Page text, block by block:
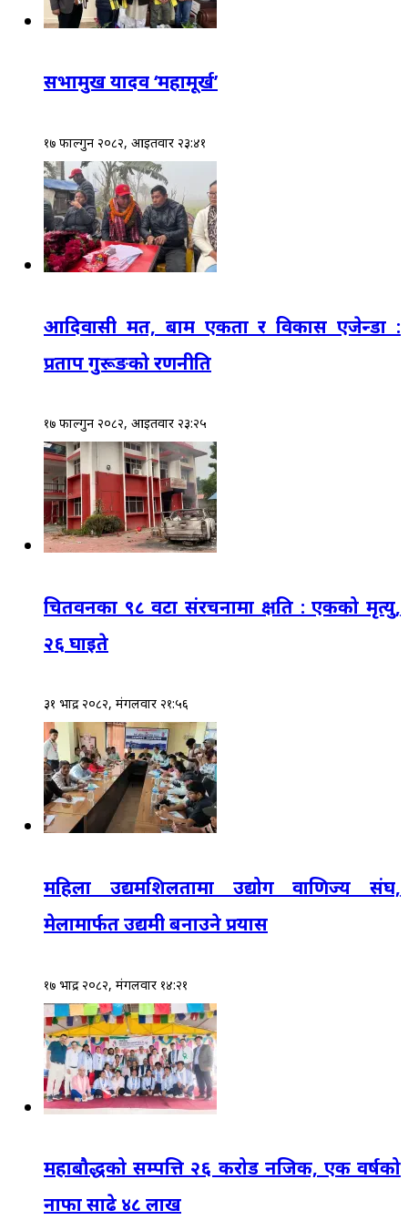
सभामुख यादव ‘महामूर्ख’
१७ फाल्गुन २०८२, आईतवार २३:४१
आदिवासी मत, बाम एकता र विकास एजेन्डा :
प्रताप गुरूङको रणनीति
१७ फाल्गुन २०८२, आईतवार २३:२५
चितवनका ९८ वटा संरचनामा क्षति : एकको मृत्यु,
२६ घाइते
३१ भाद्र २०८२, मंगलवार २१:५६
महिला उद्यमशिलतामा उद्योग वाणिज्य संघ,
मेलामार्फत उद्यमी बनाउने प्रयास
१७ भाद्र २०८२, मंगलवार १४:२१
महाबौद्धको सम्पत्ति २६ करोड नजिक, एक वर्षको
नाफा साढे ४८ लाख